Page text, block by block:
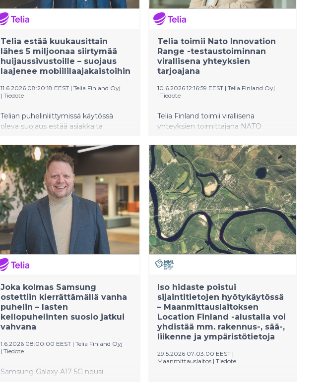
Telia estää kuukausittain
lähes 5 miljoonaa siirtymää
huijaussivustoille – suojaus
laajenee mobiililaajakaistoihin
11.6.2026 08:20:18 EEST | Telia Finland Oyj
| Tiedote
Telian puhelinliittymissä käytössä
oleva suojaus estää asiakkaita
haittasivustoille. Toimivaksi
osoittautunut suojaus laajenee nyt
mobiililaajakaistoihin ja uuteen Telia
Rehti netti -liittymävalikoimaan
Telia toimii Nato Innovation
Range -testaustoiminnan
virallisena yhteyksien
tarjoajana
10.6.2026 12:16:59 EEST | Telia Finland Oyj
| Tiedote
Telia Finland toimii virallisena
yhteyksien toimittajana NATO
testaustoiminnassa. Viimeisin
testaustapahtuma on järjestetty 1.–10.
kesäkuuta 2026 Joensuussa, Turussa,
Oulussa ja Riihimäellä.
Testaustoiminta tuo yhteen
suomalaisen puolustus- ja
turvallisuusteknologian yritykset,
NATO:n ja kansainväliset liittolaiset.
Joka kolmas Samsung
ostettiin kierrättämällä vanha
puhelin – lasten
kellopuhelinten suosio jatkui
vahvana
1.6.2026 08:00:00 EEST | Telia Finland Oyj
| Tiedote
Samsung Galaxy A17 5G nousi
Iso hidaste poistui
sijaintitietojen hyötykäytössä
– Maanmittauslaitoksen
Location Finland -alustalla voi
yhdistää mm. rakennus-, sää-,
liikenne ja ympäristötietoja
29.5.2026 07:03:00 EEST |
Maanmittauslaitos | Tiedote